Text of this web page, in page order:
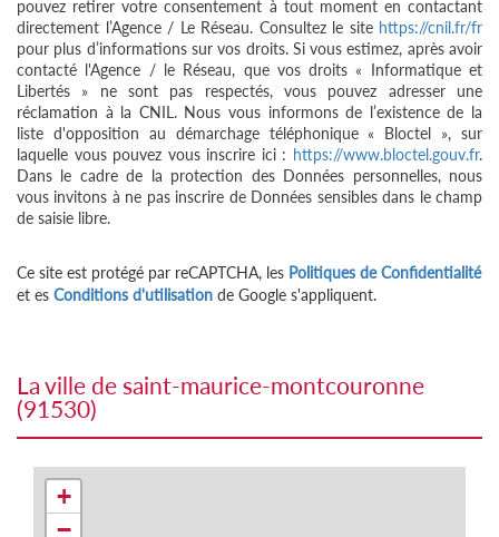
pouvez retirer votre consentement à tout moment en contactant
directement l’Agence / Le Réseau. Consultez le site https://cnil.fr/fr
pour plus d’informations sur vos droits. Si vous estimez, après avoir
contacté l'Agence / le Réseau, que vos droits « Informatique et
Libertés » ne sont pas respectés, vous pouvez adresser une
réclamation à la CNIL. Nous vous informons de l’existence de la
liste d'opposition au démarchage téléphonique « Bloctel », sur
laquelle vous pouvez vous inscrire ici : https://www.bloctel.gouv.fr.
Dans le cadre de la protection des Données personnelles, nous
vous invitons à ne pas inscrire de Données sensibles dans le champ
de saisie libre.
Ce site est protégé par reCAPTCHA, les Politiques de Confidentialité
et es Conditions d'utilisation de Google s'appliquent.
la ville de saint-maurice-montcouronne
(91530)
+
−